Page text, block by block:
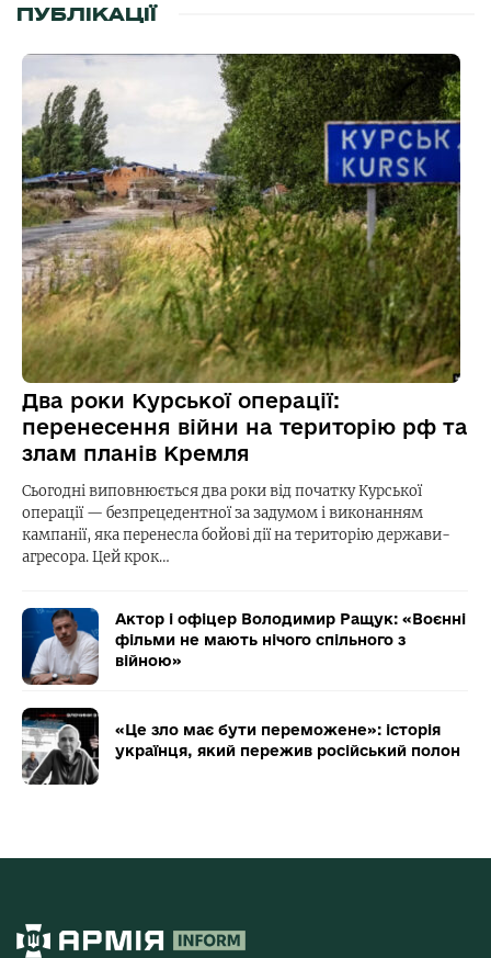
ПУБЛІКАЦІЇ
Два роки Курської операції:
перенесення війни на територію рф та
злам планів Кремля
Сьогодні виповнюється два роки від початку Курської
операції — безпрецедентної за задумом і виконанням
кампанії, яка перенесла бойові дії на територію держави-
агресора. Цей крок…
Актор і офіцер Володимир Ращук: «Воєнні
фільми не мають нічого спільного з
війною»
«Це зло має бути переможене»: історія
українця, який пережив російський полон